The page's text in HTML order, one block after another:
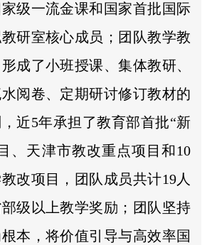
级一流金课和国家首批国际
研室核心成员；团队教学教
成了小班授课、集体教研、
阅卷、定期研讨修订教材的
近5年承担了教育部首批“新
、天津市教改重点项目和10
改项目，团队成员共计19人
级以上教学奖励；团队坚持
本，将价值引导与高效率国